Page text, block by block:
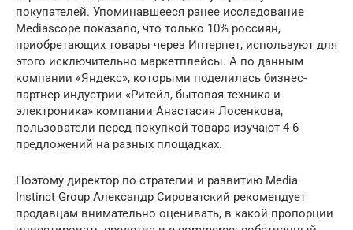
покупателей. Упоминавшееся ранее исследование
Mediascope показало, что только 10% россиян,
приобретающих товары через Интернет, используют для
этого исключительно маркетплейсы. А по данным
компании «Яндекс», которыми поделилась бизнес-
партнер индустрии «Ритейл, бытовая техника и
электроника» компании Анастасия Лосенкова,
пользователи перед покупкой товара изучают 4-6
предложений на разных площадках.
Поэтому директор по стратегии и развитию Media
Instinct Group Александр Сироватский рекомендует
продавцам внимательно оценивать, в какой пропорции